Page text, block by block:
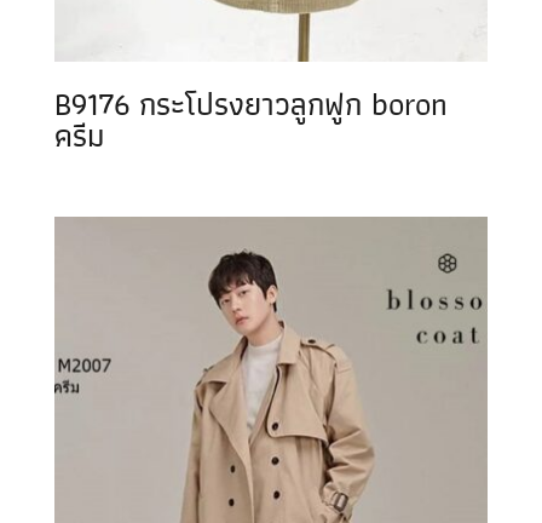
B9176 กระโปรงยาวลูกฟูก boron
ครีม